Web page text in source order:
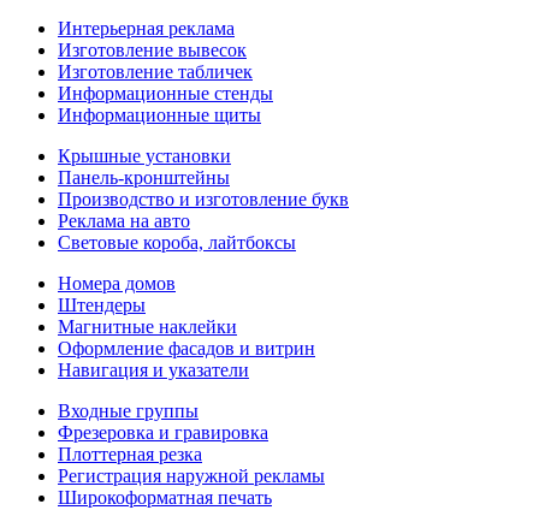
Интерьерная реклама
Изготовление вывесок
Изготовление табличек
Информационные стенды
Информационные щиты
Крышные установки
Панель-кронштейны
Производство и изготовление букв
Реклама на авто
Световые короба, лайтбоксы
Номера домов
Штендеры
Магнитные наклейки
Оформление фасадов и витрин
Навигация и указатели
Входные группы
Фрезеровка и гравировка
Плоттерная резка
Регистрация наружной рекламы
Широкоформатная печать